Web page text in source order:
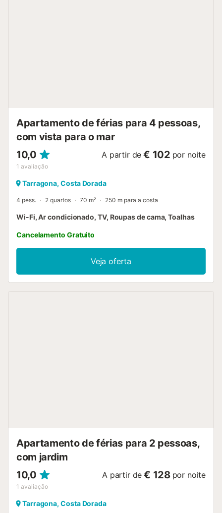
Apartamento de férias para 4 pessoas,
com vista para o mar
10,0
1 avaliação
A partir de € 102 por noite
Tarragona, Costa Dorada
4 pess. 2 quartos 70 m² 250 m para a costa
Wi-Fi, Ar condicionado, TV, Roupas de cama, Toalhas
Cancelamento Gratuito
Veja oferta
Apartamento de férias para 2 pessoas,
com jardim
10,0
1 avaliação
A partir de € 128 por noite
Tarragona, Costa Dorada